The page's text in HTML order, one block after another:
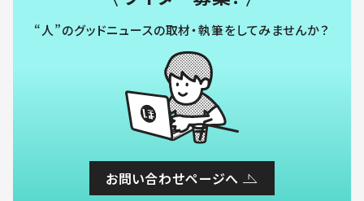
“人”のグッドニュースの取材・執筆をしてみませんか？
お問い合わせページへ